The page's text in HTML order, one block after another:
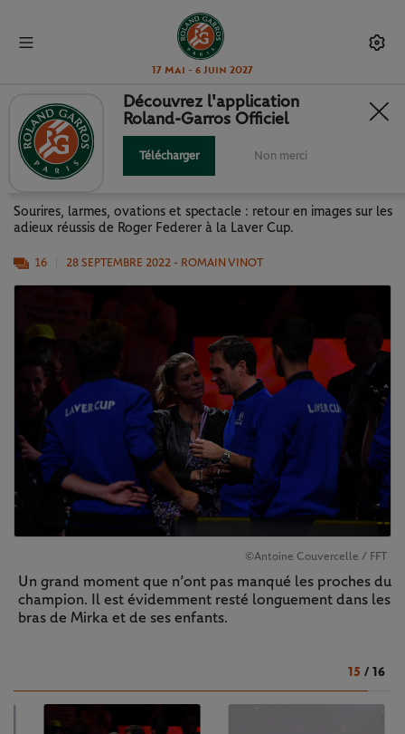
17 Mai - 6 Juin 2027
LA DERNIÈRE DANSE DE ROGER
FEDERER EN IMAGES
Sourires, larmes, ovations et spectacle : retour en images sur les
adieux réussis de Roger Federer à la Laver Cup.
16 28 SEPTEMBRE 2022 - ROMAIN VINOT
©Antoine Couvercelle / FFT
Un grand moment que n’ont pas manqué les proches du
champion. Il est évidemment resté longuement dans les
bras de Mirka et de ses enfants.
15 / 16
Découvrez l'application
Roland-Garros Officiel
Télécharger Non merci